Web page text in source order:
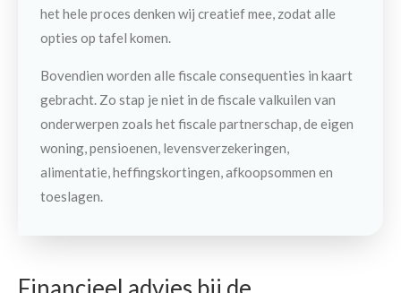
het hele proces denken wij creatief mee, zodat alle
opties op tafel komen.
Bovendien worden alle fiscale consequenties in kaart
gebracht. Zo stap je niet in de fiscale valkuilen van
onderwerpen zoals het fiscale partnerschap, de eigen
woning, pensioenen, levensverzekeringen,
alimentatie, heffingskortingen, afkoopsommen en
toeslagen.